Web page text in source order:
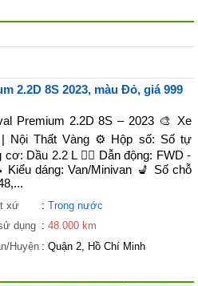
2.2D 8S 2023, màu Đỏ, giá 999
Premium 2.2D 8S – 2023 🎨 Xe
Nội Thất Vàng ⚙️ Hộp số: Số tự
Dầu 2.2 L 🚴‍♀️ Dẫn động: FWD -
dáng: Van/Minivan 💺 Số chỗ
xứ : Trong nước
dụng : 48.000 km
Huyện : Quận 2, Hồ Chí Minh